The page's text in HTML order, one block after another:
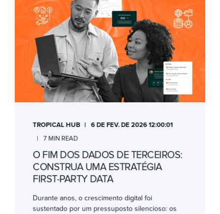
TROPICAL HUB
6 DE FEV. DE 2026 12:00:01
7 MIN READ
O FIM DOS DADOS DE TERCEIROS:
CONSTRUA UMA ESTRATÉGIA
FIRST-PARTY DATA
Durante anos, o crescimento digital foi
sustentado por um pressuposto silencioso: os